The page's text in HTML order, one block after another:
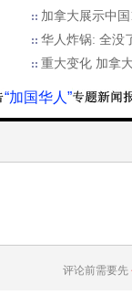
加拿大展示中
华人炸锅: 全没
重大变化 加拿
“加国华人”
评论前需要先